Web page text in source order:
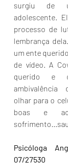
surgiu de
adolescente.
processo de
lembrança
um ente
de vídeo. A
querido e
ambivalência
olhar para o
boas e ao
Psicóloga
07/27530